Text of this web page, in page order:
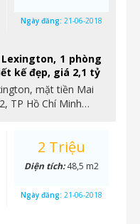
1 phòng
kế đẹp, giá 2,1 tỷ
mặt tiền Mai
TP Hồ Chí Minh…
Ngày đăng: 21-06-2018
2 Triệu
Diện tích:48,5 m2
Ngày đăng: 21-06-2018